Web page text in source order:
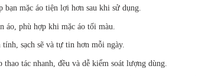
bạn mặc áo tiện lợi hơn sau khi sử dụng.
áo, phù hợp khi mặc áo tối màu.
sạch sẽ và tự tin hơn mỗi ngày.
tác nhanh, đều và dễ kiểm soát lượng dùng.